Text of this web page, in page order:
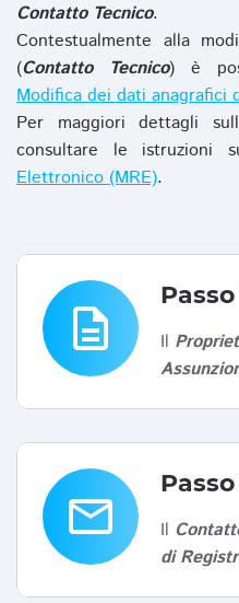
Contatto Tecnico.
Contestualmente alla
(Contatto Tecnico) è
Modifica dei dati anagrafici
Per maggiori dettagli
consultare le istruzioni
Elettronico (MRE).
description
Passo
Il
email Il
di